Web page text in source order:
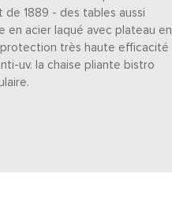
1889 - des tables aussi
en acier laqué avec plateau en
très haute efficacité
uv. la chaise pliante bistro